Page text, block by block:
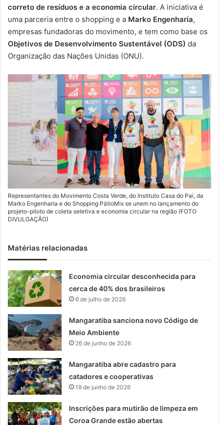
correto de resíduos e a economia circular. A iniciativa é
uma parceria entre o shopping e a Marko Engenharia,
empresas fundadoras do movimento, e tem como base os
Objetivos de Desenvolvimento Sustentável (ODS) da
Organização das Nações Unidas (ONU).
Representantes do Movimento Costa Verde, do Instituto Casa do Pai, da
Marko Engenharia e do Shopping PátioMix se unem no lançamento do
projeto-piloto de coleta seletiva e economia circular na região (FOTO
DIVULGAÇÃO)
Matérias relacionadas
Economia circular desconhecida para
cerca de 40% dos brasileiros
6 de julho de 2026
Mangaratiba sanciona novo Código de
Meio Ambiente
26 de junho de 2026
Mangaratiba abre cadastro para
catadores e cooperativas
19 de junho de 2026
Inscrições para mutirão de limpeza em
Coroa Grande estão abertas